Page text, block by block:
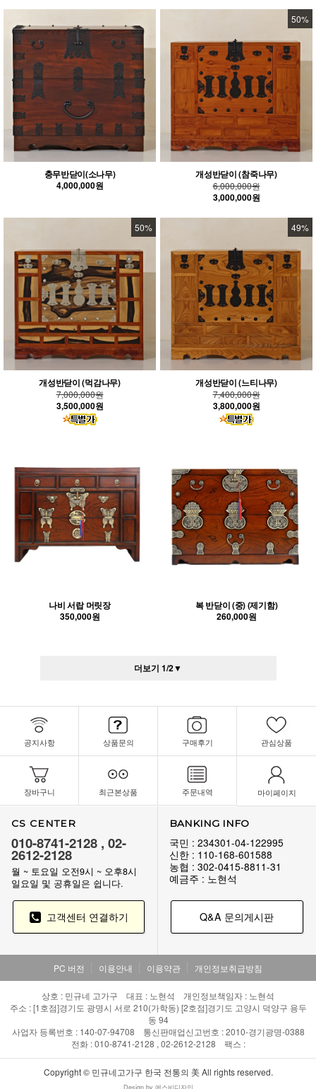
충무반닫이(소나무)
4,000,000원
50%
개성반닫이 (참죽나무)
6,000,000원
3,000,000원
50%
개성반닫이 (먹감나무)
7,000,000원
3,500,000원
49%
개성반닫이 (느티나무)
7,400,000원
3,800,000원
나비 서랍 머릿장
350,000원
복 반닫이 (중) (제기함)
260,000원
더보기 1/2▼
공지사항 상품문의 구매후기 관심상품
장바구니 최근본상품 주문내역 마이페이지
CS CENTER
010-8741-2128 , 02-
2612-2128
월 ~ 토요일 오전9시 ~ 오후8시
일요일 및 공휴일은 쉽니다.
BANKING INFO
국민 : 234301-04-122995
신한 : 110-168-601588
농협 : 302-0415-8811-31
예금주 : 노현석
고객센터 연결하기 Q&A 문의게시판
PC 버전 이용안내 이용약관 개인정보취급방침
상호 : 민규네 고가구 대표 : 노현석 개인정보책임자 : 노현석
주소 : [1호점]경기도 광명시 서로 210(가학동) [2호점]경기도 고양시 덕양구 용두
동 94
사업자 등록번호 : 140-07-94708 통신판매업신고번호 : 2010-경기광명-0388
전화 : 010-8741-2128 , 02-2612-2128 팩스 :
Copyright © 민규네고가구 한국 전통의 美 All rights reserved.
Design by 에스비디자인